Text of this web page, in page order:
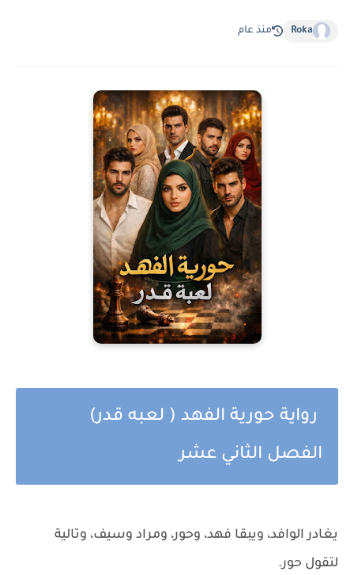
Roka منذ عام
رواية حورية الفهد ( لعبه قدر)
الفصل الثاني عشر
يغادر الوافد، ويبقا فهد، وحور، ومراد وسيف، وتالية
لتقول حور.